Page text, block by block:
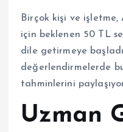
Birçok kişi ve işletme,
için beklenen 50 TL
dile getirmeye
değerlendirmelerde
tahminlerini
Uzman